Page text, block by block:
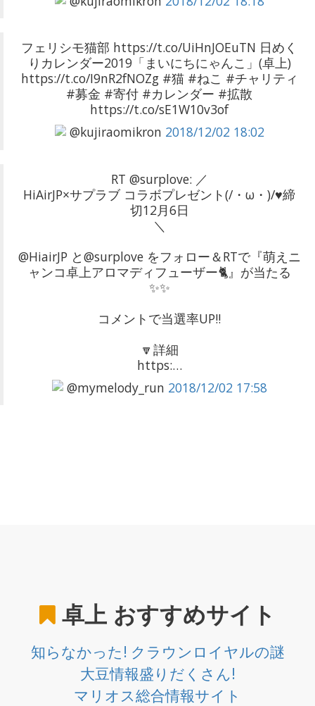
フェリシモ猫部 https://t.co/UiHnJOEuTN 日めく
りカレンダー2019「まいにちにゃんこ」(卓上)
https://t.co/I9nR2fNOZg #猫 #ねこ #チャリティ
#募金 #寄付 #カレンダー #拡散
https://t.co/sE1W10v3of
@kujiraomikron 2018/12/02 18:02
RT @surplove: ／
HiAirJP×サプラブ コラボプレゼント(/・ω・)/♥️締
切12月6日
＼
@HiairJP と@surplove をフォロー＆RTで『萌えニ
ャンコ卓上アロマディフューザー🐈』が当たる
✨✨
コメントで当選率UP‼️
🔽詳細
https:…
@mymelody_run 2018/12/02 17:58
卓上 おすすめサイト
知らなかった! クラウンロイヤルの謎
大豆情報盛りだくさん!
マリオス総合情報サイト